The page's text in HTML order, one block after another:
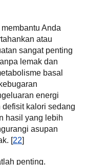
Anda
atau
sangat penting
lemak dan
basal
energi
kalori sedang
hasil yang lebih
asupan
[22]
penting.